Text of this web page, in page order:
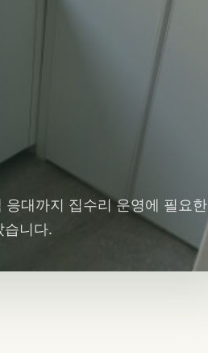
대까지 집수리 운영에 필요한
습니다.